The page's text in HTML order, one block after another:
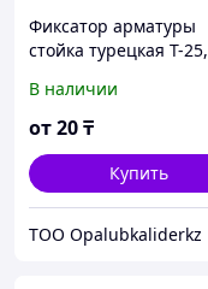
Фиксатор арматуры
стойка турецкая T-25,
В наличии
от20₸
Купить
TOO Opalubkaliderkz